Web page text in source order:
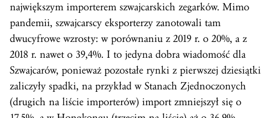
największym importerem szwajcarskich zegarków. Mimo
pandemii, szwajcarscy eksporterzy zanotowali tam
dwucyfrowe wzrosty: w porównaniu z 2019 r. o 20%, a z
2018 r. nawet o 39,4%. I to jedyna dobra wiadomość dla
Szwajcarów, ponieważ pozostałe rynki z pierwszej dziesiątki
zaliczyły spadki, na przykład w Stanach Zjednoczonych
(drugich na liście importerów) import zmniejszył się o